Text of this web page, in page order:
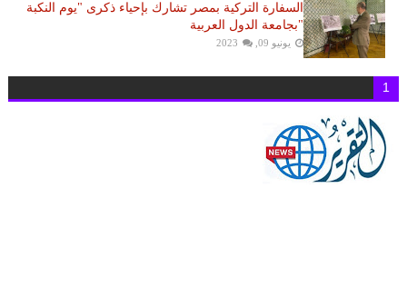
السفارة التركية بمصر تشارك بإحياء ذكرى "يوم النكبة
"بجامعة الدول العربية
يونيو 09, 2023
1